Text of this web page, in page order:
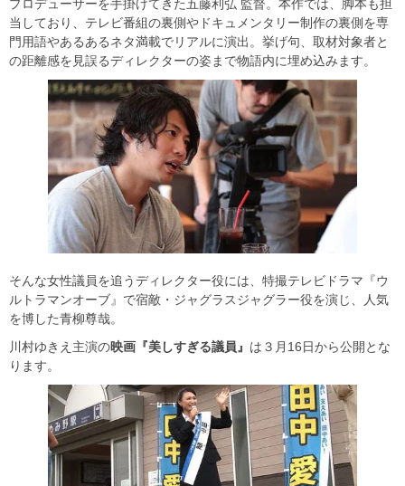
プロデューサーを手掛けてきた五藤利弘 監督。本作では、脚本も担
当しており、テレビ番組の裏側やドキュメンタリー制作の裏側を専
門用語やあるあるネタ満載でリアルに演出。挙げ句、取材対象者と
の距離感を見誤るディレクターの姿まで物語内に埋め込みます。
そんな女性議員を追うディレクター役には、特撮テレビドラマ『ウ
ルトラマンオーブ』で宿敵・ジャグラスジャグラー役を演じ、人気
を博した青柳尊哉。
川村ゆきえ主演の映画『美しすぎる議員』 は３月16日から公開とな
ります。